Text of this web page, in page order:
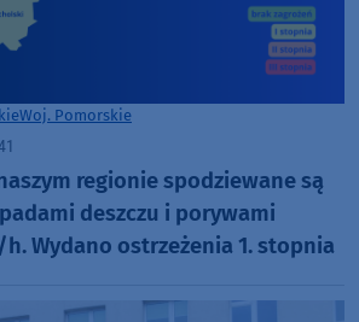
Woj. Pomorskie
regionie spodziewane są
deszczu i porywami
Wydano ostrzeżenia 1. stopnia